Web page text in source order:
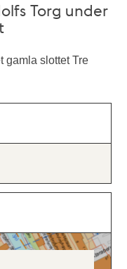
Torg under
gamla slottet Tre